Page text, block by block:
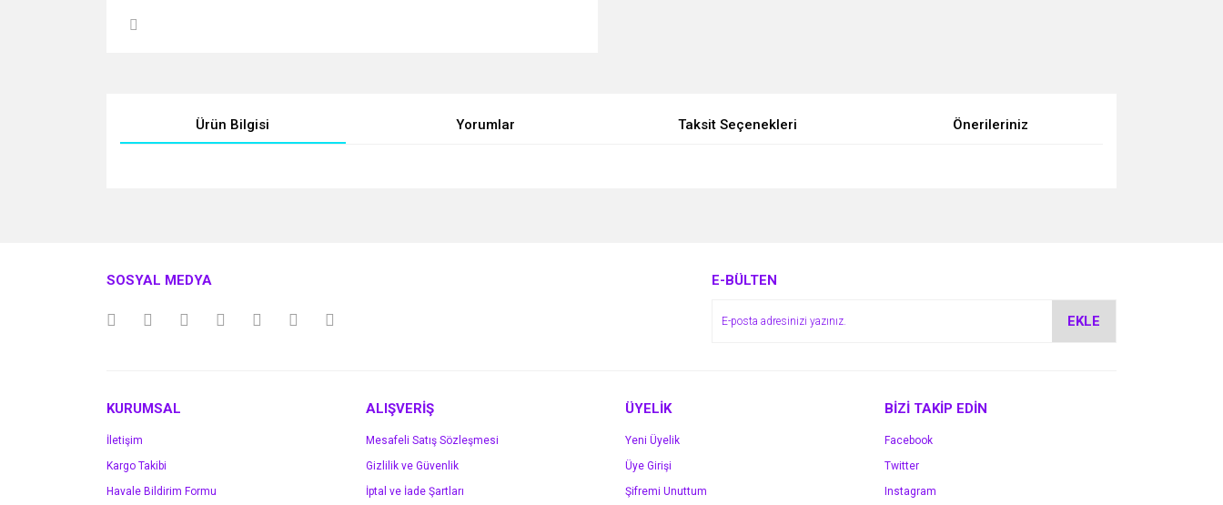
Ürün Bilgisi Yorumlar Taksit Seçenekleri Önerileriniz
Ürün açıklamasında eksik bilgiler bulunuyor.
SOSYAL MEDYA E-BÜLTEN
EKLE
KURUMSAL
İletişim
Kargo Takibi
Havale Bildirim Formu
ALIŞVERİŞ
Mesafeli Satış Sözleşmesi
Gizlilik ve Güvenlik
İptal ve İade Şartları
ÜYELİK
Yeni Üyelik
Üye Girişi
Şifremi Unuttum
BİZİ TAKİP EDİN
Facebook
Twitter
Instagram